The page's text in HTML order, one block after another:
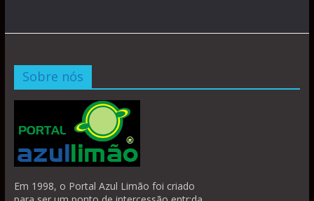
Sobre nós
Em 1998, o Portal Azul Limão foi criado